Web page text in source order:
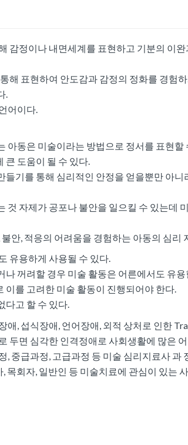
감정이나 내면세계를 표현하고 기분의 이
해 표현하여 안도감과 감정의 정화를 경험
.
어이다.
동은 미술이라는 방법으로 정서를 표현할
도움이 될 수 있다.
기를 통해 심리적인 안정을 얻을뿐만 아니
것 자제가 공포나 불안을 일으킬 수 있는데
안, 적응의 어려움을 경험하는 아동의 심리
유용하게 사용될 수 있다.
꺼려할 경우 미술 활동은 어른에서도 유용
를 고려한 미술 활동이 진행되어야 한다.
다고 할 수 있다.
, 섭식장애, 언어장애, 외적 상처로 인한
두면 심각한 인격정애로 사회생활에 많은
중급과정, 고급과정 등 미술 심리지료사 과
목회자, 일반인 등 미술치료에 관심이 있는